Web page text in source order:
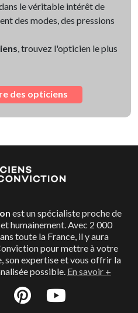
le véritable intérêt de
des modes, des pressions
, trouvez l'opticien le plus
des opticiens
est un spécialiste proche de
humainement. Avec 2 000
toute la France, il y aura
pour mettre à votre
son expertise et vous offrir la
possible. En savoir +